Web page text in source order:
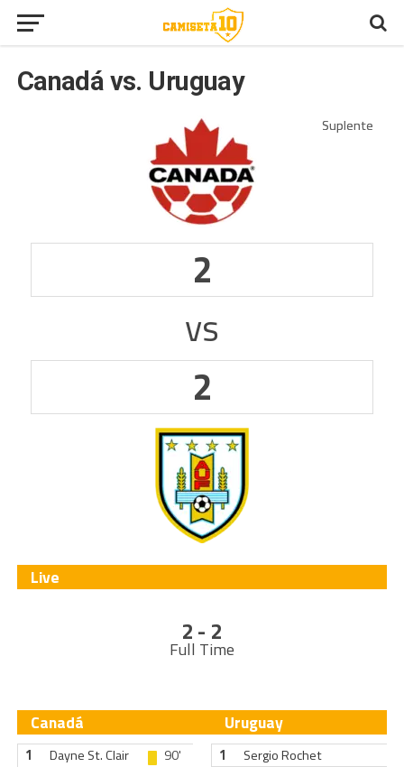
Canadá vs. Uruguay
2
vs
2
Live
2 - 2
Full Time
Canadá
1 Dayne St. Clair
90'
Uruguay
1
Sergio Rochet